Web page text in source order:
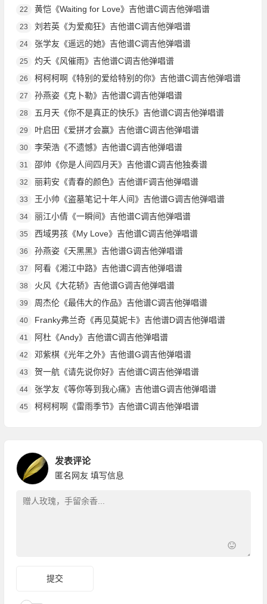
22 黄恺《Waiting for Love》吉他谱C调吉他弹唱谱
23 刘若英《为爱痴狂》吉他谱C调吉他弹唱谱
24 张学友《遥远的她》吉他谱C调吉他弹唱谱
25 灼夭《风催雨》吉他谱C调吉他弹唱谱
26 柯柯柯啊《特别的爱给特别的你》吉他谱C调吉他弹唱谱
27 孙燕姿《克卜勒》吉他谱C调吉他弹唱谱
28 五月天《你不是真正的快乐》吉他谱C调吉他弹唱谱
29 叶启田《爱拼才会赢》吉他谱C调吉他弹唱谱
30 李荣浩《不遗憾》吉他谱C调吉他弹唱谱
31 邵帅《你是人间四月天》吉他谱C调吉他独奏谱
32 丽莉安《青春的颜色》吉他谱F调吉他弹唱谱
33 王小帅《盗墓笔记十年人间》吉他谱G调吉他弹唱谱
34 丽江小倩《一瞬间》吉他谱C调吉他弹唱谱
35 西域男孩《My Love》吉他谱C调吉他弹唱谱
36 孙燕姿《天黑黑》吉他谱G调吉他弹唱谱
37 阿看《湘江中路》吉他谱C调吉他弹唱谱
38 火风《大花轿》吉他谱G调吉他弹唱谱
39 周杰伦《最伟大的作品》吉他谱C调吉他弹唱谱
40 Franky弗兰奇《再见莫妮卡》吉他谱D调吉他弹唱谱
41 阿杜《Andy》吉他谱C调吉他弹唱谱
42 邓紫棋《光年之外》吉他谱G调吉他弹唱谱
43 贺一航《请先说你好》吉他谱C调吉他弹唱谱
44 张学友《等你等到我心痛》吉他谱G调吉他弹唱谱
45 柯柯柯啊《雷雨季节》吉他谱C调吉他弹唱谱
发表评论
匿名网友 填写信息